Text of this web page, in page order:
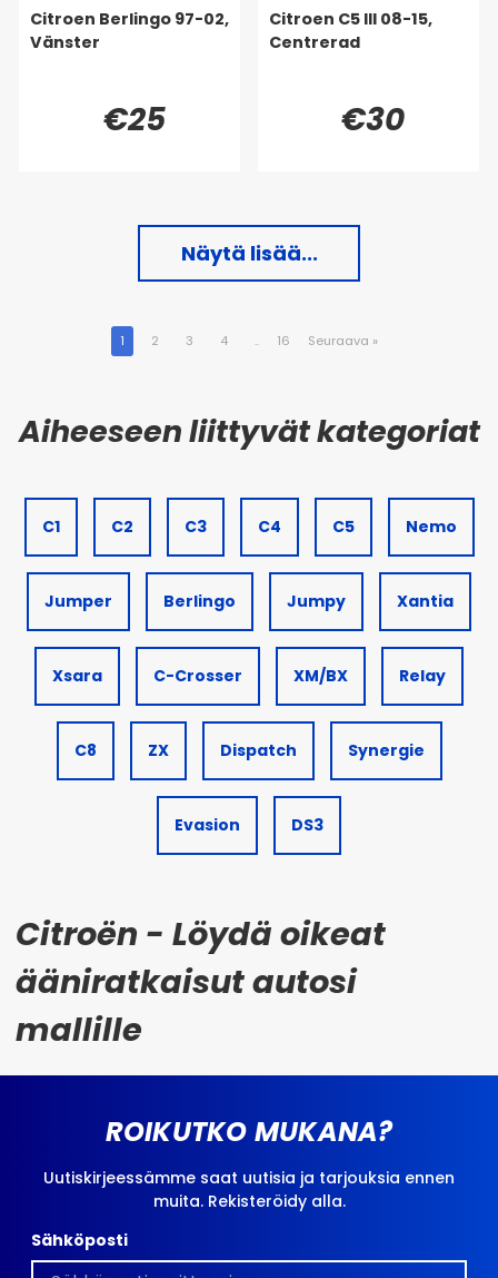
Citroen Berlingo 97-02,
Vänster
€25
Citroen C5 III 08-15,
Centrerad
€30
Näytä lisää...
1 2 3 4 .. 16 Seuraava »
C1 C2 C3 C4 C5 Nemo
Jumper Berlingo Jumpy Xantia
Xsara C-Crosser XM/BX Relay
C8 ZX Dispatch Synergie
Evasion DS3
Citroën - Löydä oikeat
ääniratkaisut autosi
mallille
ROIKUTKO MUKANA?
Uutiskirjeessämme saat uutisia ja tarjouksia ennen
muita. Rekisteröidy alla.
Sähköposti